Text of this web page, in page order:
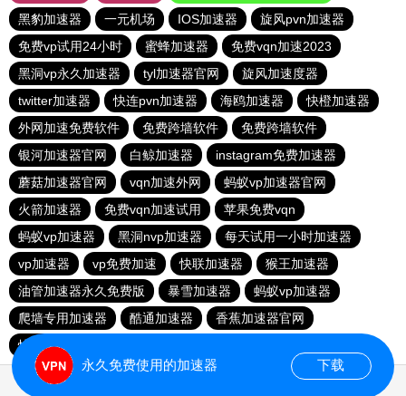
黑豹加速器
一元机场 IOS加速器
旋风pvn加速器
免费vp试用24小时
蜜蜂加速器
免费vqn加速2023
黑洞vp永久加速器
tyl加速器官网
旋风加速度器
twitter加速器
快连pvn加速器 海鸥加速器
快橙加速器
外网加速免费软件
免费跨墙软件
免费跨墙软件
银河加速器官网
白鲸加速器
instagram免费加速器
蘑菇加速器官网
vqn加速外网
蚂蚁vp加速器官网
火箭加速器
免费vqn加速试用
苹果免费vqn
蚂蚁vp加速器
黑洞nvp加速器
每天试用一小时加速器
vp加速器
vp免费加速 快联加速器
猴王加速器
油管加速器永久免费版
暴雪加速器
蚂蚁vp加速器
爬墙专用加速器
酷通加速器
香蕉加速器官网
快连vn破解版
永久免费使用的加速器 下载